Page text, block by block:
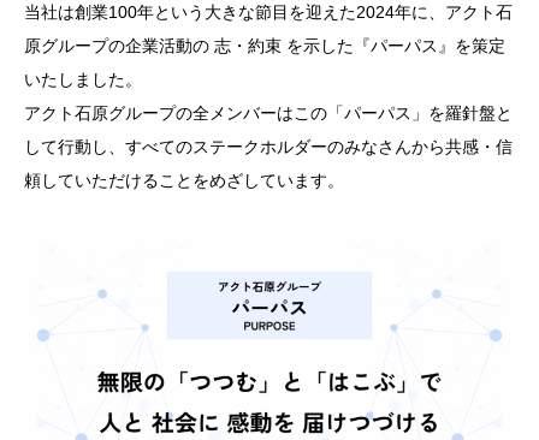
当社は創業100年という大きな節目を迎えた2024年に、アクト石
原グループの企業活動の 志・約束 を示した『パーパス』を策定
いたしました。
アクト石原グループの全メンバーはこの「パーパス」を羅針盤と
して行動し、すべてのステークホルダーのみなさんから共感・信
頼していただけることをめざしています。